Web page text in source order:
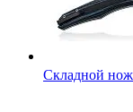
Складной